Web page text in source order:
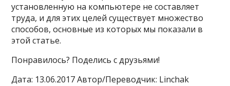
установленную на компьютере не составляет
труда, и для этих целей существует множество
способов, основные из которых мы показали в
этой статье.
Понравилось? Поделись с друзьями!
Дата: 13.06.2017 Автор/Переводчик: Linchak